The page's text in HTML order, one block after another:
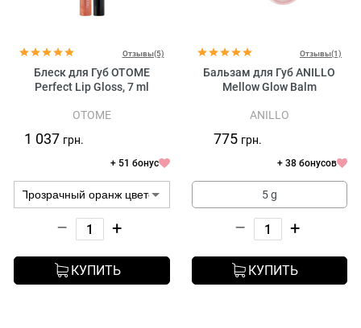
Отзывы(5)
Блеск для Губ OTOME
Perfect Lip Gloss, 7 ml
OTOME
1 037 грн.
+ 51 бонус
– +
КУПИТЬ
Отзывы(1)
Бальзам для Губ ANILLO
Mellow Glow Balm
ANILLO
775 грн.
+ 38 бонусов
5 g
– +
КУПИТЬ